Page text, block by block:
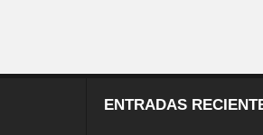
ENTRADAS